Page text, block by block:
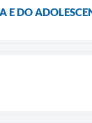
E DO